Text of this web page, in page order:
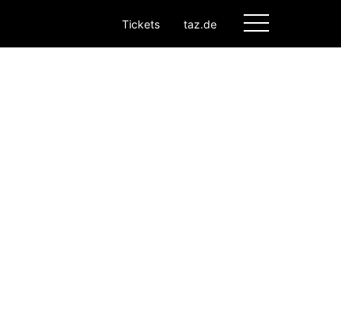
Tickets taz.de